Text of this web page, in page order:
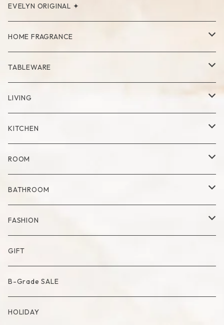
PIERCE
NECKLACE
RING
EVELYN ORIGINAL ✦
HOME FRAGRANCE
Palo Santo
TABLEWARE
Cup
Mug
Plate
Set
Milk Pitcher
Bowl
Cutlery
Compote・Cake Stand
Placemat
LIVING
Vase
Dry Flower Vase
Tray
Fabric Poster
Artificial Flower
Artificial Bouquet
Candle
Candle Accessory
Basket
KITCHEN
Kitchen Tool
Tea Pot
ROOM
Blanket
Accessory Case
Lamp
Object
Mirror
BATHROOM
Towel
Mat
FASHION
Bag
Socks
GIFT
B-Grade SALE
HOLIDAY